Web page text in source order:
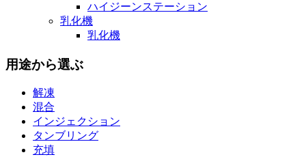
ハイジーンステーション
乳化機
乳化機
用途から選ぶ
解凍
混合
インジェクション
タンブリング
充填